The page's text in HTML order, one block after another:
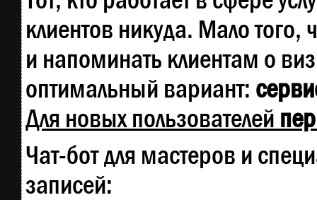
клиентов никуда. Мало того,
и напоминать клиентам о
оптимальный вариант:
Для новых пользователей
Чат-бот для мастеров и
записей: